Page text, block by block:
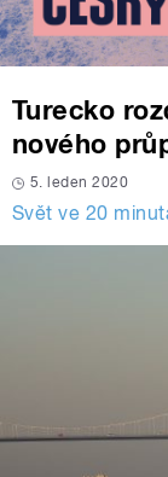
Turecko
nového
5. leden 2020
Svět ve 20